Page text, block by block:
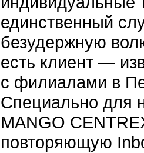
единственный
безудержную
есть клиент —
с филиалами в
Специально для
MANGO
повторяющую